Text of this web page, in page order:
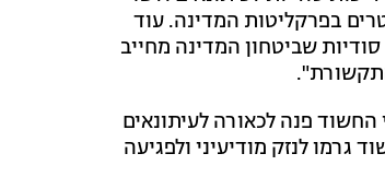
בפרקליטות המדינה. עוד
כדין ידיעות סודיות שביטחון המדינה מחייב
פנה לכאורה לעיתונאים
גרמו לנזק מודיעיני ולפגיעה